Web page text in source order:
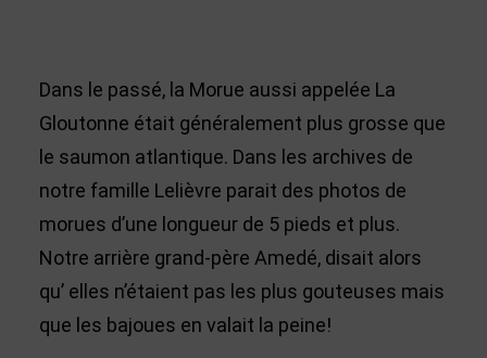
Dans le passé, la Morue aussi appelée La
Gloutonne était généralement plus grosse que
le saumon atlantique. Dans les archives de
notre famille Lelièvre parait des photos de
morues d’une longueur de 5 pieds et plus.
Notre arrière grand-père Amedé, disait alors
qu’ elles n’étaient pas les plus gouteuses mais
que les bajoues en valait la peine!